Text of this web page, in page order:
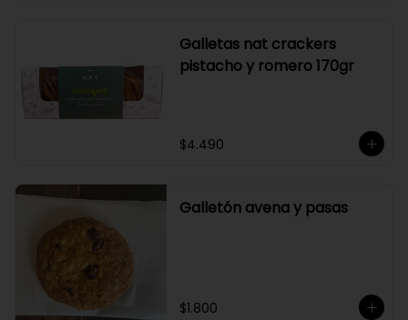
Galletas nat crackers
pistacho y romero 170gr
$4.490
Galletón avena y pasas
$1.800